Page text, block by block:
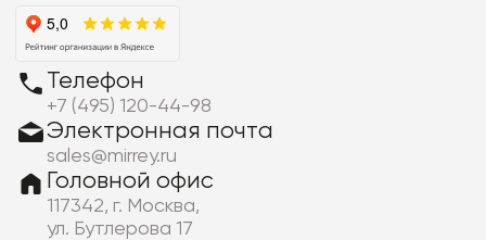
Телефон
+7 (495) 120-44-98
Электронная почта
sales@mirrey.ru
Головной офис
117342, г. Москва,
ул. Бутлерова 17